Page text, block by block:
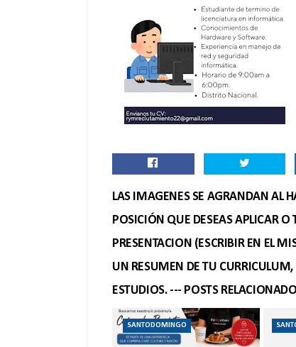
LAS IMAGENES SE AGRANDAN AL
POSICIÓN QUE DESEAS APLICAR
PRESENTACION (ESCRIBIR EN EL
UN RESUMEN DE TU
ESTUDIOS. --- POSTS
SANTODOMINGO